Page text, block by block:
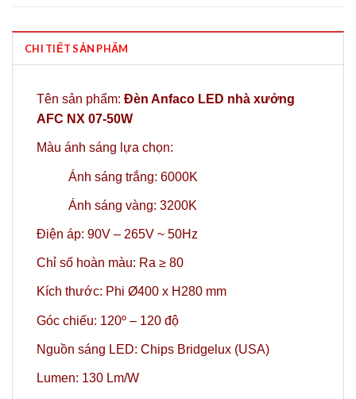
CHI TIẾT SẢN PHẨM
Tên sản phẩm: Đèn Anfaco LED nhà xưởng
AFC NX 07-50W
Màu ánh sáng lựa chọn:
Ánh sáng trắng: 6000K
Ánh sáng vàng: 3200K
Điện áp: 90V – 265V ~ 50Hz
Chỉ số hoàn màu: Ra ≥ 80
Kích thước: Phi Ø400 x H280 mm
Góc chiếu: 120º – 120 độ
Nguồn sáng LED: Chips Bridgelux (USA)
Lumen: 130 Lm/W